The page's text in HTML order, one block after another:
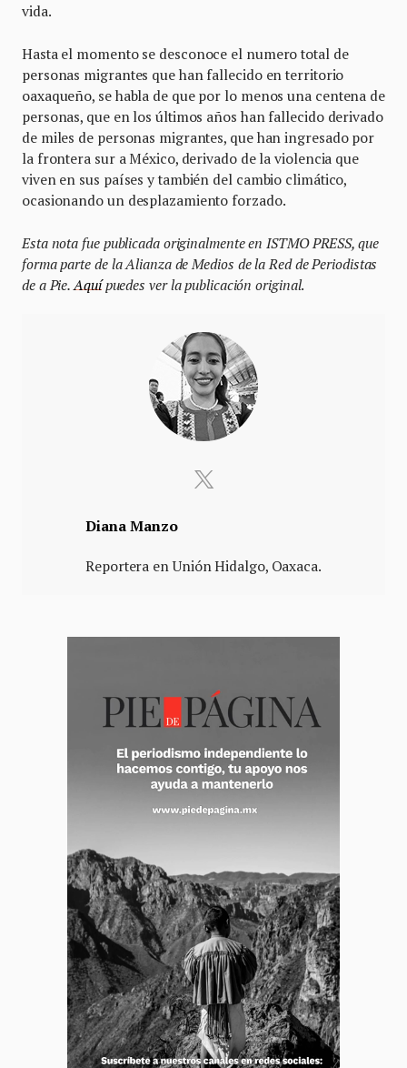
vida.
Hasta el momento se desconoce el numero total de
personas migrantes que han fallecido en territorio
oaxaqueño, se habla de que por lo menos una centena de
personas, que en los últimos años han fallecido derivado
de miles de personas migrantes, que han ingresado por
la frontera sur a México, derivado de la violencia que
viven en sus países y también del cambio climático,
ocasionando un desplazamiento forzado.
Esta nota fue publicada originalmente en ISTMO PRESS, que
forma parte de la Alianza de Medios de la Red de Periodistas
de a Pie.Aquípuedes ver la publicación original.
Diana Manzo
Reportera en Unión Hidalgo, Oaxaca.